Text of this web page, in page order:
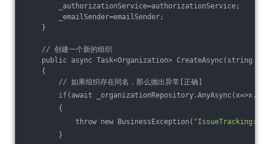
_authorizationService=authorizationService;
_emailSender=emailSender;
}
// 创建一个新的组织
public async Task<Organization> CreateAsync(string
{
// 如果组织存在同名，那么抛出异常[正确]
if(await
{
throw new BusinessException(
}